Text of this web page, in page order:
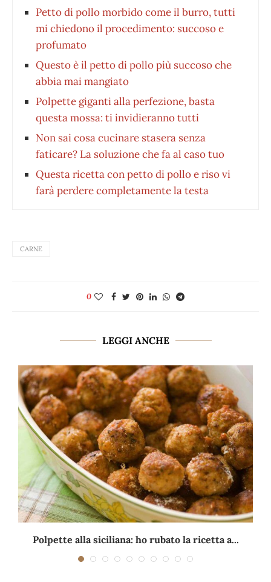
Petto di pollo morbido come il burro, tutti
mi chiedono il procedimento: succoso e
profumato
Questo è il petto di pollo più succoso che
abbia mai mangiato
Polpette giganti alla perfezione, basta
questa mossa: ti invidieranno tutti
Non sai cosa cucinare stasera senza
faticare? La soluzione che fa al caso tuo
Questa ricetta con petto di pollo e riso vi
farà perdere completamente la testa
CARNE
0
LEGGI ANCHE
Polpette alla siciliana: ho rubato la ricetta a...